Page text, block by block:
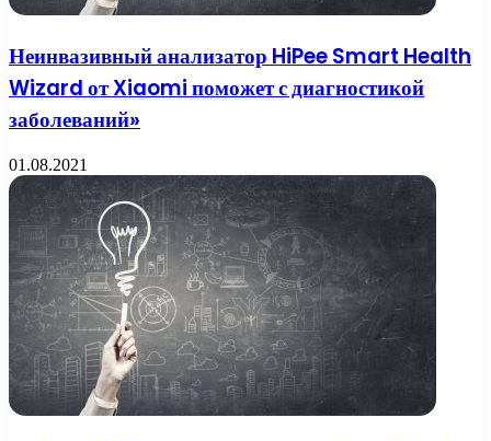
Неинвазивный анализатор HiPee Smart Health
Wizard от Xiaomi поможет с диагностикой
заболеваний»
01.08.2021